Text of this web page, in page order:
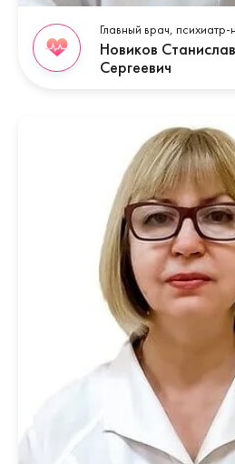
Главный врач, психиатр-
Новиков Станислав
Сергеевич